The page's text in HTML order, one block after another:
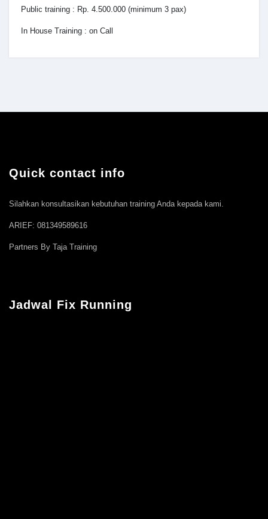
Public training : Rp. 4.500.000 (minimum 3 pax)
In House Training : on Call
Quick contact info
Silahkan konsultasikan kebutuhan training Anda kepada kami.
ARIEF: 081349589616
Partners By Taja Training
Jadwal Fix Running